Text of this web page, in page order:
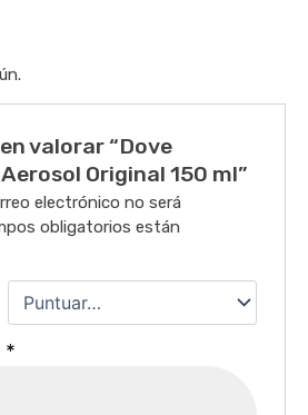
valorar “Dove
Original 150 ml”
electrónico no será
obligatorios están
*